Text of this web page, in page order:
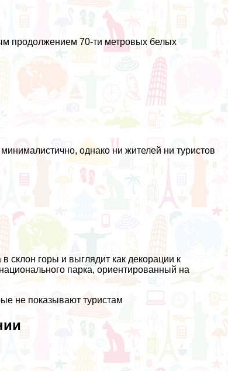
продолжением 70-ти метровых белых
однако ни жителей ни туристов
склон горы и выглядит как декорации к
парка, ориентированный на
не показывают туристам